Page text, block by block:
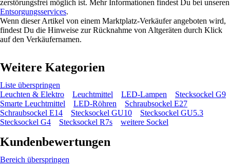
zerstörungsfrei möglich ist. Mehr Informationen findest Du bei unseren
Entsorgungsservices.
Wenn dieser Artikel von einem Marktplatz-Verkäufer angeboten wird,
findest Du die Hinweise zur Rücknahme von Altgeräten durch Klick
auf den Verkäufernamen.
Weitere Kategorien
Liste überspringen
Leuchten & Elektro
Leuchtmittel LED-Lampen
Stecksockel G9
Smarte Leuchtmittel
LED-Röhren
Schraubsockel E27
Schraubsockel E14
Stecksockel GU10
Stecksockel GU5.3
Stecksockel G4
Stecksockel R7s weitere Sockel
Kundenbewertungen
Bereich überspringen